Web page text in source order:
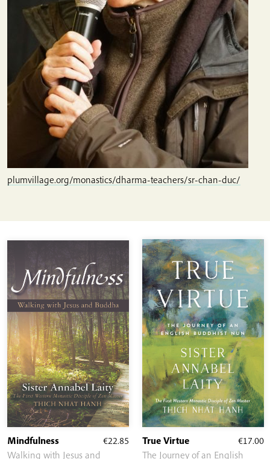
plumvillage.org/monastics/dharma-teachers/sr-chan-duc/
€22.85
Mindfulness
Walking with Jesus and
€17.00
True Virtue
The Journey of an English